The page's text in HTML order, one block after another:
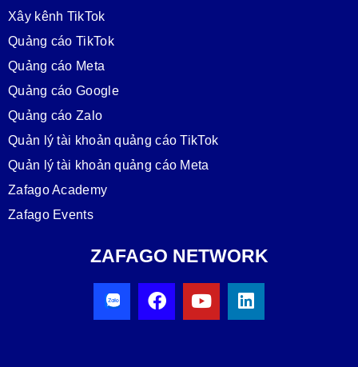
Xây kênh TikTok
Quảng cáo TikTok
Quảng cáo Meta
Quảng cáo Google
Quảng cáo Zalo
Quản lý tài khoản quảng cáo TikTok
Quản lý tài khoản quảng cáo Meta
Zafago Academy
Zafago Events
ZAFAGO NETWORK